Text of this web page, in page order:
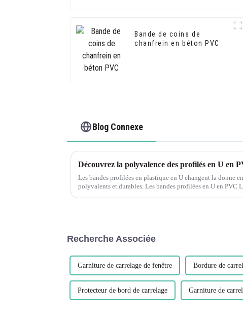
Bande de coins de
chanfrein en béton PVC
Blog Connexe
Découvrez la polyvalence des profilés en U en
Les bandes profilées en plastique en U changent la donne
polyvalents et durables. Les bandes profilées en U en PVC
Recherche Associée
Garniture de carrelage de fenêtre Bordure de
Protecteur de bord de carrelage Garniture de